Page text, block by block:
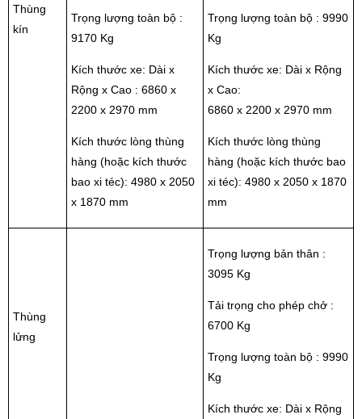
Thùng
kín
Trọng lượng toàn bộ :
9170 Kg
Kích thước xe: Dài x
Rộng x Cao : 6860 x
2200 x 2970 mm
Kích thước lòng thùng
hàng (hoặc kích thước
bao xi téc): 4980 x 2050
x 1870 mm
Trọng lượng toàn bộ : 9990
Kg
Kích thước xe: Dài x Rộng
x Cao:
6860 x 2200 x 2970 mm
Kích thước lòng thùng
hàng (hoặc kích thước bao
xi téc): 4980 x 2050 x 1870
mm
Thùng
lửng
Trọng lượng bản thân :
3095 Kg
Tải trọng cho phép chở :
6700 Kg
Trọng lượng toàn bộ : 9990
Kg
Kích thước xe: Dài x Rộng